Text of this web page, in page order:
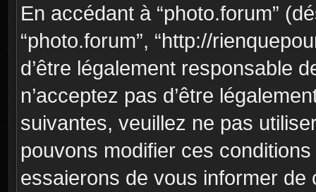
En accédant à “photo.forum”
“photo.forum”, “http://
d’être légalement responsable
n’acceptez pas d’être
suivantes, veuillez ne pas
pouvons modifier ces
essaierons de vous informer